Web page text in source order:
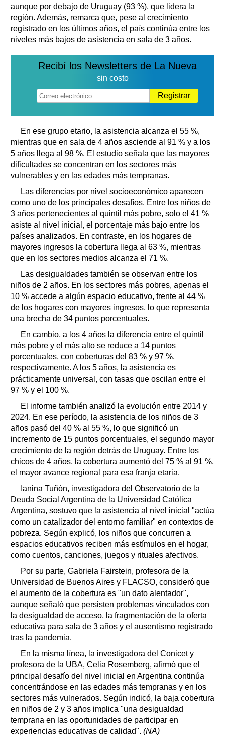
aunque por debajo de Uruguay (93 %), que lidera la
región. Además, remarca que, pese al crecimiento
registrado en los últimos años, el país continúa entre los
niveles más bajos de asistencia en sala de 3 años.
Recibí los Newsletters de La Nueva
sin costo
Registrar
En ese grupo etario, la asistencia alcanza el 55 %,
mientras que en sala de 4 años asciende al 91 % y a los
5 años llega al 98 %. El estudio señala que las mayores
dificultades se concentran en los sectores más
vulnerables y en las edades más tempranas.
Las diferencias por nivel socioeconómico aparecen
como uno de los principales desafíos. Entre los niños de
3 años pertenecientes al quintil más pobre, solo el 41 %
asiste al nivel inicial, el porcentaje más bajo entre los
países analizados. En contraste, en los hogares de
mayores ingresos la cobertura llega al 63 %, mientras
que en los sectores medios alcanza el 71 %.
Las desigualdades también se observan entre los
niños de 2 años. En los sectores más pobres, apenas el
10 % accede a algún espacio educativo, frente al 44 %
de los hogares con mayores ingresos, lo que representa
una brecha de 34 puntos porcentuales.
En cambio, a los 4 años la diferencia entre el quintil
más pobre y el más alto se reduce a 14 puntos
porcentuales, con coberturas del 83 % y 97 %,
respectivamente. A los 5 años, la asistencia es
prácticamente universal, con tasas que oscilan entre el
97 % y el 100 %.
El informe también analizó la evolución entre 2014 y
2024. En ese período, la asistencia de los niños de 3
años pasó del 40 % al 55 %, lo que significó un
incremento de 15 puntos porcentuales, el segundo mayor
crecimiento de la región detrás de Uruguay. Entre los
chicos de 4 años, la cobertura aumentó del 75 % al 91 %,
el mayor avance regional para esa franja etaria.
Ianina Tuñón, investigadora del Observatorio de la
Deuda Social Argentina de la Universidad Católica
Argentina, sostuvo que la asistencia al nivel inicial "actúa
como un catalizador del entorno familiar" en contextos de
pobreza. Según explicó, los niños que concurren a
espacios educativos reciben más estímulos en el hogar,
como cuentos, canciones, juegos y rituales afectivos.
Por su parte, Gabriela Fairstein, profesora de la
Universidad de Buenos Aires y FLACSO, consideró que
el aumento de la cobertura es "un dato alentador",
aunque señaló que persisten problemas vinculados con
la desigualdad de acceso, la fragmentación de la oferta
educativa para sala de 3 años y el ausentismo registrado
tras la pandemia.
En la misma línea, la investigadora del Conicet y
profesora de la UBA, Celia Rosemberg, afirmó que el
principal desafío del nivel inicial en Argentina continúa
concentrándose en las edades más tempranas y en los
sectores más vulnerados. Según indicó, la baja cobertura
en niños de 2 y 3 años implica "una desigualdad
temprana en las oportunidades de participar en
experiencias educativas de calidad". (NA)